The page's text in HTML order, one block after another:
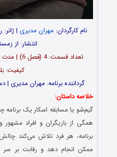
نام کارگردان: مهران مدیری |
انتشار: از
تعداد
کیفیت:
گرداننده برنامه: مهران مدیری |
خلاصه داستان:
گیم‌شو یا مسابقه اسکار یک
همگی از بازیگران و افراد
برنامه، هر فرد تلاش می‌کند
ممکن انجام دهد و رقابت بر